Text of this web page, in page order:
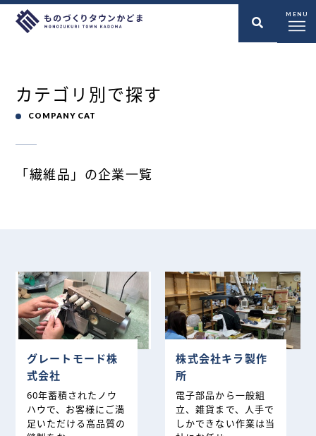
MENU
カテゴリ別で探す
COMPANY CAT
「繊維品」の企業一覧
グレートモード株
式会社
60年蓄積されたノウ
ハウで、お客様にご満
足いただける高品質の
株式会社キラ製作
所
電子部品から一般組
立、雑貨まで、人手で
しかできない作業は当